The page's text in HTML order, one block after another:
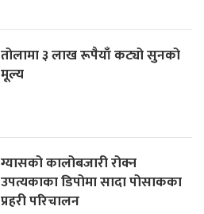
तोलामा ३ लाख रूपैयाँ कट्यो सुनको
मूल्य
ग्यासको कालोबजारी रोक्न
उपत्यकाका डिपोमा सादा पोसाकका
प्रहरी परिचालन